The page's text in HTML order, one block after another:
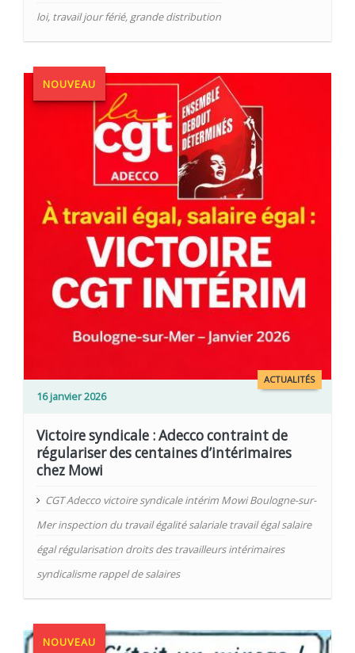
loi, travail jour férié, grande distribution
NOUVEAU
ACTUALITÉS
16 janvier 2026
Victoire syndicale : Adecco contraint de
régulariser des centaines d’intérimaires
chez Mowi
CGT Adecco victoire syndicale intérim Mowi Boulogne-sur-
Mer inspection du travail égalité salariale travail égal salaire
égal régularisation droits des travailleurs intérimaires
syndicalisme rappel de salaires
NOUVEAU